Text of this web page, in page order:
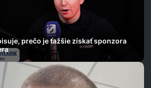
prečo je ťažšie získať sponzora